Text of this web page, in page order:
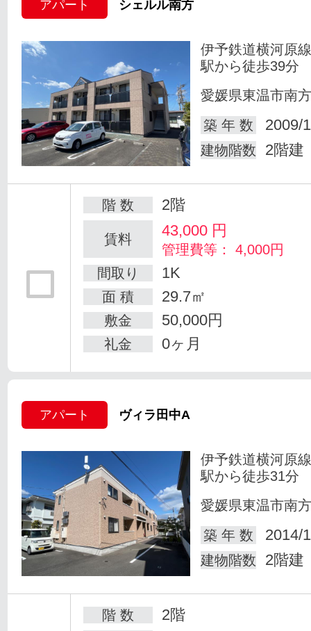
アパート シェルル南方
伊予鉄道横河原
駅から徒歩39分
愛媛県東温市南方
築 年 数
2009/
建物階数 2階建
階 数 2階
賃料 43,000 円
管理費等： 4,000円
間取り
1K
面 積 29.7㎡
敷金 50,000円
礼金 0ヶ月
アパート ヴィラ田中A
伊予鉄道横河原
駅から徒歩31分
愛媛県東温市南方
築 年 数
2014/
建物階数 2階建
階 数 2階